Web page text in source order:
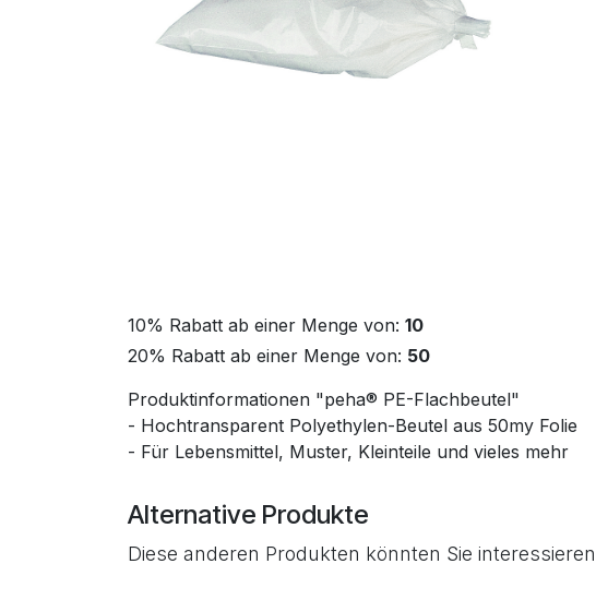
10% Rabatt ab einer Menge von: 10
20% Rabatt ab einer Menge von: 50
Produktinformationen "peha® PE-Flachbeutel"
- Hochtransparent Polyethylen-Beutel aus 50my Folie
- Für Lebensmittel, Muster, Kleinteile und vieles mehr
Alternative Produkte
Diese anderen Produkten könnten Sie interessieren